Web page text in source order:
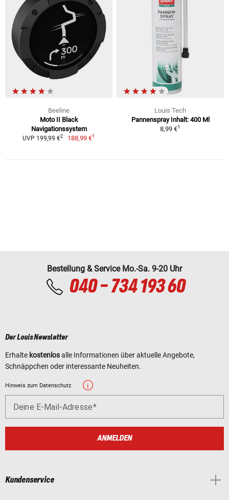
Beeline
Moto II Black
Navigationssystem
UVP 199,99 €2 188,99 €1
Louis Tech
Pannenspray Inhalt: 400 Ml
8,99 €1
Bestellung & Service Mo.-Sa. 9-20 Uhr
040 - 734 193 60
Der Louis Newsletter
Erhalte kostenlosalle Informationen über aktuelle Angebote,
Schnäppchen oder interessante Neuheiten.
Hinweis zum Datenschutz
Deine E-Mail-Adresse
ANMELDEN
Kundenservice